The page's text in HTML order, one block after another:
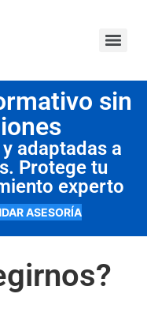
sin
adaptadas a
Protege tu
experto
ASESORÍA